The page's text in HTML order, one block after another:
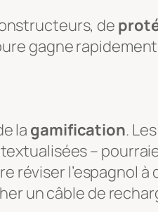
de
gagne
la gamification.
–
l’espagnol à
un câble de